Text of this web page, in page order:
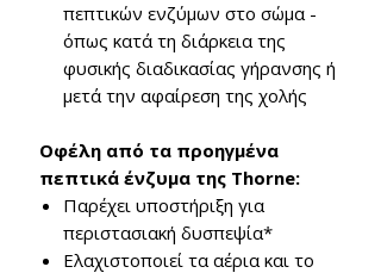
πεπτικών ενζύμων στο σώμα -
όπως κατά τη διάρκεια της
φυσικής διαδικασίας γήρανσης ή
μετά την αφαίρεση της χολής
Οφέλη από τα προηγμένα
πεπτικά ένζυμα της Thorne:
Παρέχει υποστήριξη για
περιστασιακή δυσπεψία*
Ελαχιστοποιεί τα αέρια και το